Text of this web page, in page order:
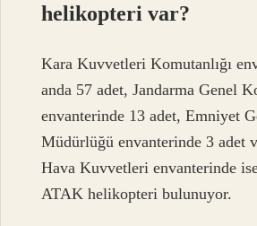
helikopteri var?
Kara Kuvvetleri Komutanlığı
anda 57 adet, Jandarma Genel
envanterinde 13 adet, Emniyet
Müdürlüğü envanterinde 3 adet
Hava Kuvvetleri envanterinde
ATAK helikopteri bulunuyor.